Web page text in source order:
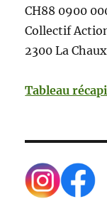
CH88 0900
Collectif
2300 La
Tableau